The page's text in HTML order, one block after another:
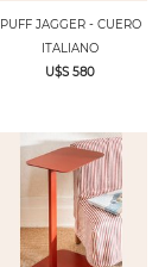
PUFF JAGGER - CUERO
ITALIANO
U$S 580